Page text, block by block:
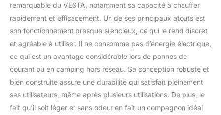
une ventilation adéquate
dans n'importe quelle
pièce où il est utilisé.
Cuisinière intégrée :
permet de cuire des
aliments ou de faire
Comprend : 3 instaFire 6
heures de chaleur en
conserve Ne révélera pas
votre emplacement Une
remarquable du VESTA, notamment sa capacité à chauffer
rapidement et efficacement. Un de ses principaux atouts est
son fonctionnement presque silencieux, ce qui le rend discret
et agréable à utiliser. Il ne consomme pas d’énergie électrique,
ce qui est un avantage considérable lors de pannes de
courant ou en camping hors réseau. Sa conception robuste et
bien construite assure une durabilité qui satisfait pleinement
ses utilisateurs, même après plusieurs utilisations. De plus, le
fait qu’il soit léger et sans odeur en fait un compagnon idéal